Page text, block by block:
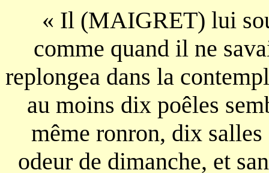
« Il (MAIGRET) lui
comme quand il ne
replongea dans la
au moins dix poêles
même ronron, dix
odeur de dimanche, et